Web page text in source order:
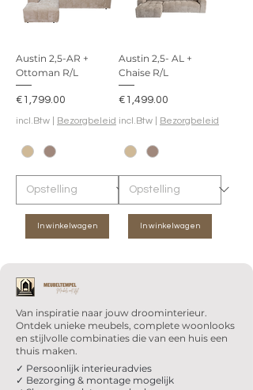
Austin 2,5-AR +
Ottoman R/L
Prijs
€1,799.00
incl.Btw Bezorgbeleid
In winkelwagen
Austin 2,5- AL +
Chaise R/L
Prijs
€1,499.00
incl.Btw Bezorgbeleid
In winkelwagen
Van inspiratie naar jouw droominterieur.
Ontdek unieke meubels, complete woonlooks
en stijlvolle combinaties die van een huis een
thuis maken.
✓ Persoonlijk interieuradvies
✓ Bezorging & montage mogelijk